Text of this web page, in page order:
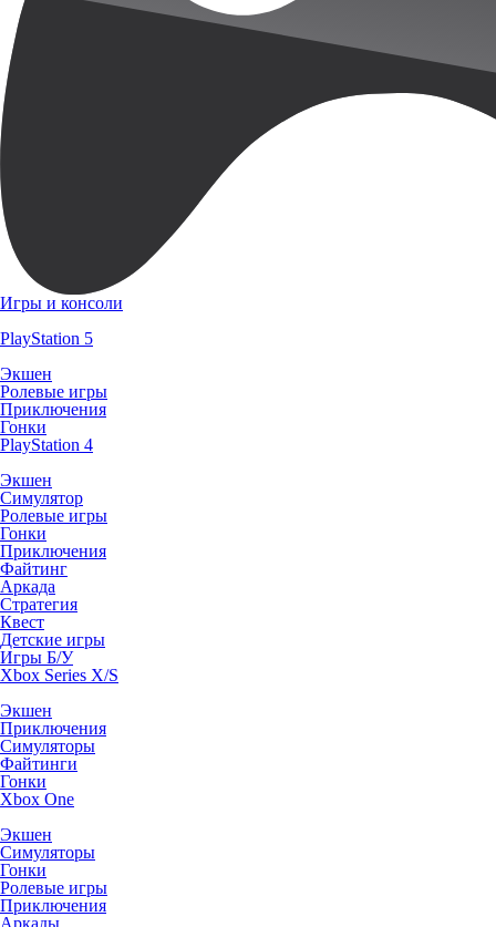
Игры и консоли
PlayStation 5
Экшен
Ролевые игры
Приключения
Гонки
PlayStation 4
Экшен
Симулятор
Ролевые игры
Гонки
Приключения
Файтинг
Аркада
Стратегия
Квест
Детские игры
Игры Б/У
Xbox Series X/S
Экшен
Приключения
Симуляторы
Файтинги
Гонки
Xbox One
Экшен
Симуляторы
Гонки
Ролевые игры
Приключения
Аркады